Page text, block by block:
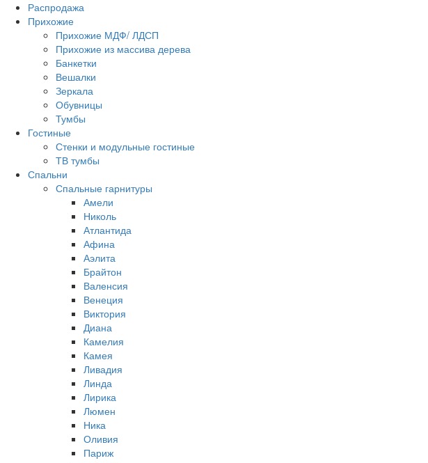
Распродажа
Прихожие
Прихожие МДФ/ ЛДСП
Прихожие из массива дерева
Банкетки
Вешалки
Зеркала
Обувницы
Тумбы
Гостиные
Стенки и модульные гостиные
ТВ тумбы
Спальни
Спальные гарнитуры
Амели
Николь
Атлантида
Афина
Аэлита
Брайтон
Валенсия
Венеция
Виктория
Диана
Камелия
Камея
Ливадия
Линда
Лирика
Люмен
Ника
Оливия
Париж